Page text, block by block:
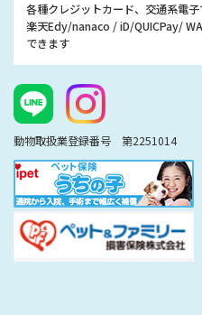
各種クレジットカード、交通系電
楽天Edy/nanaco / iD/QUICPay/
できます
動物取扱業登録番号 第2251014